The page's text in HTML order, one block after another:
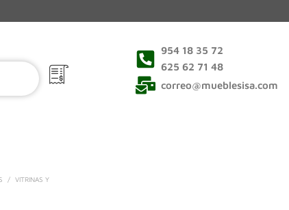
954 18 35 72
625 62 71 48
correo@mueblesisa.com
/
VITRINAS Y